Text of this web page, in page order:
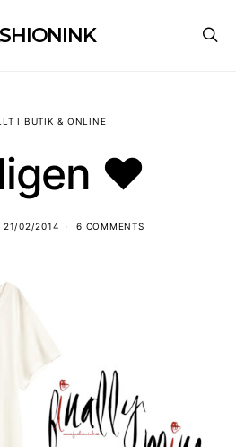
I BUTIK & ONLINE
♥
21/02/2014 6 COMMENTS